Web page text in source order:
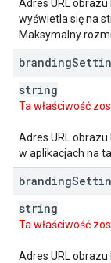
Adres URL
wyświetla się na
Maksymalny
branding
string
Ta właściwość
Adres URL
w aplikacjach na
branding
string
Ta właściwość
Adres URL